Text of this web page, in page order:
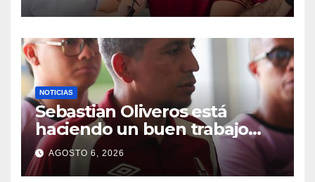
NOTICIAS
Sebastian Oliveros está
haciendo un buen trabajo
con el deportes Tolima
AGOSTO 6, 2026